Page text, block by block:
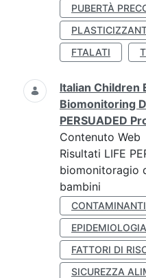
PUBERTÀ
FTALATI
Italian Children
Biomonitoring
PERSUADED
Contenuto Web
Risultati LIFE
biomonitoragio
bambini
EPIDEMIOLOGIA
FATTORI DI
SICUREZZA